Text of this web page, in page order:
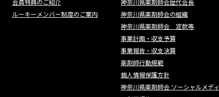
会員特典のご紹介
ルーキーメンバー制度のご案内
神奈川県薬剤師会歴代会長
神奈川県薬剤師会の組織
神奈川県薬剤師会 定款等
事業計画・収支予算
事業報告・収支決算
薬剤師行動規範
個人情報保護方針
神奈川県薬剤師会 ソーシャルメディ